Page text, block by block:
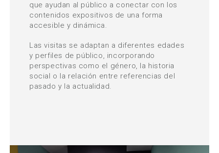
que ayudan al público a conectar con los
contenidos expositivos de una forma
accesible y dinámica.
Las visitas se adaptan a diferentes edades
y perfiles de público, incorporando
perspectivas como el género, la historia
social o la relación entre referencias del
pasado y la actualidad.